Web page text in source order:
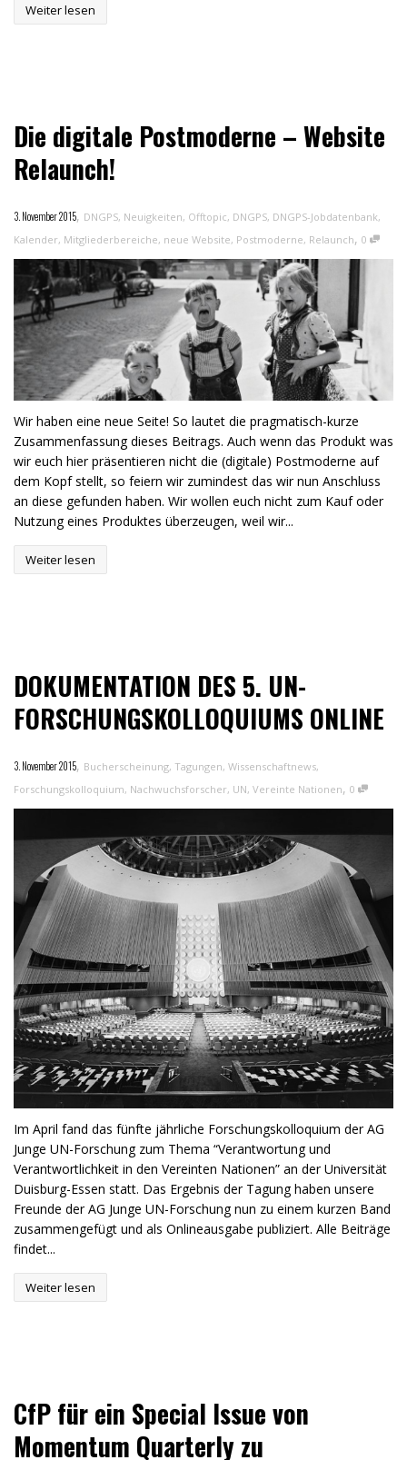
Weiter lesen
Die digitale Postmoderne – Website
Relaunch!
3. November 2015, DNGPS, Neuigkeiten, Offtopic, DNGPS, DNGPS-Jobdatenbank,
Kalender, Mitgliederbereiche, neue Website, Postmoderne, Relaunch, 0
Wir haben eine neue Seite! So lautet die pragmatisch-kurze
Zusammenfassung dieses Beitrags. Auch wenn das Produkt was
wir euch hier präsentieren nicht die (digitale) Postmoderne auf
dem Kopf stellt, so feiern wir zumindest das wir nun Anschluss
an diese gefunden haben. Wir wollen euch nicht zum Kauf oder
Nutzung eines Produktes überzeugen, weil wir...
Weiter lesen
DOKUMENTATION DES 5. UN-
FORSCHUNGSKOLLOQUIUMS ONLINE
3. November 2015, Bucherscheinung, Tagungen, Wissenschaftnews,
Forschungskolloquium, Nachwuchsforscher, UN, Vereinte Nationen, 0
Im April fand das fünfte jährliche Forschungskolloquium der AG
Junge UN-Forschung zum Thema “Verantwortung und
Verantwortlichkeit in den Vereinten Nationen” an der Universität
Duisburg-Essen statt. Das Ergebnis der Tagung haben unsere
Freunde der AG Junge UN-Forschung nun zu einem kurzen Band
zusammengefügt und als Onlineausgabe publiziert. Alle Beiträge
findet...
Weiter lesen
CfP für ein Special Issue von
Momentum Quarterly zu